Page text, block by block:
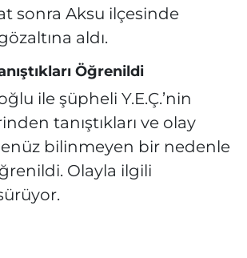
sonra Aksu ilçesinde
aldı.
Öğrenildi
ile şüpheli Y.E.Ç.’nin
tanıştıkları ve olay
bilinmeyen bir nedenle
Olayla ilgili